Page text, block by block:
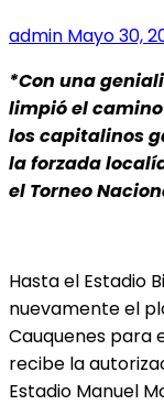
admin Mayo 30,
*Con una
limpió el
los capitalinos
la forzada
el Torneo
Hasta el Estadio
nuevamente el
Cauquenes para
recibe la
Estadio Manuel